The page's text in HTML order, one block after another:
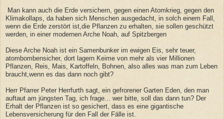
Man kann auch die Erde versichern, gegen einen Atomkrieg, gegen den
Klimakollaps, da haben sich Menschen ausgedacht, in solch einem Fall,
wenn die Erde zerstört ist,die Pflanzen zu erhalten, sie sollen geschützt
werden, in einer modernen Arche Noah, auf Spitzbergen
Diese Arche Noah ist ein Samenbunker im ewigen Eis, sehr teuer,
atombombensicher, dort lagern Keime von mehr als vier Millionen
Pflanzen, Reis, Mais, Kartoffeln, Bohnen, also alles was man zum Leben
braucht,wenn es das dann noch gibt?
Herr Pfarrer Peter Herrfurth sagt, ein gefrorener Garten Eden, den man
auftaut am jüngsten Tag, ich frage... wer bitte, soll das dann tun? Der
Erhalt der Pflanzen ist so gesichert, dass es eine gigantische
Lebensversicherung für den Fall der Fälle ist.